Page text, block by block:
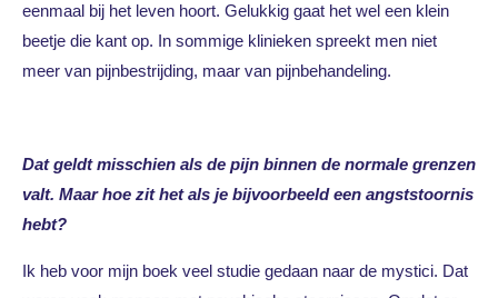
eenmaal bij het leven hoort. Gelukkig gaat het wel een klein
beetje die kant op. In sommige klinieken spreekt men niet
meer van pijnbestrijding, maar van pijnbehandeling.
Dat geldt misschien als de pijn binnen de normale grenzen
valt. Maar hoe zit het als je bijvoorbeeld een angststoornis
hebt?
Ik heb voor mijn boek veel studie gedaan naar de mystici. Dat